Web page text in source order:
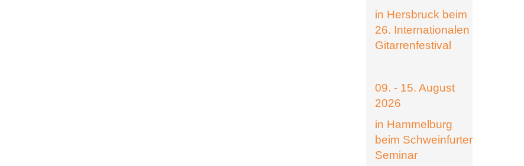
in Hersbruck beim
26. Internationalen
Gitarrenfestival
09. - 15. August
2026
in Hammelburg
beim Schweinfurter
Seminar